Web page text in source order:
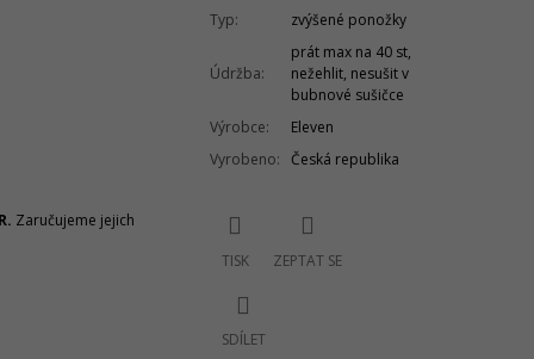
Zaručujeme jejich
Typ: zvýšené ponožky
Údržba:
prát max na 40 st,
nežehlit, nesušit v
bubnové sušičce
Výrobce:
Eleven
Vyrobeno: Česká republika
TISK ZEPTAT SE
SDÍLET